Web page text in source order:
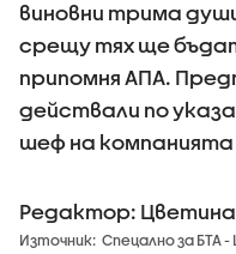
виновни трима
срещу тях ще
припомня АПА.
действали по
шеф на компанията
Редактор:
Източник: Спецално за БТА